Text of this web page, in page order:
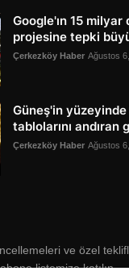
Google'ın 15 milyar
projesine tepki
Çerkezköy Haber Ağustos
Güneş'in yüzeyinde
tablolarını andıran
Çerkezköy Haber Ağustos
ve özel
listemize katılın